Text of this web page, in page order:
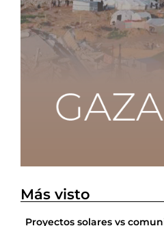
Más visto
Proyectos solares vs